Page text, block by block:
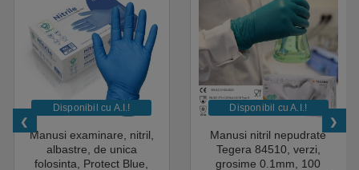
Disponibil cu A.I.​!
Manusi examinare, nitril,
albastre, de unica
folosinta, Protect Blue,
Disponibil cu A.I.​!
Manusi nitril nepudrate
Tegera 84510, verzi,
grosime 0.1mm, 100